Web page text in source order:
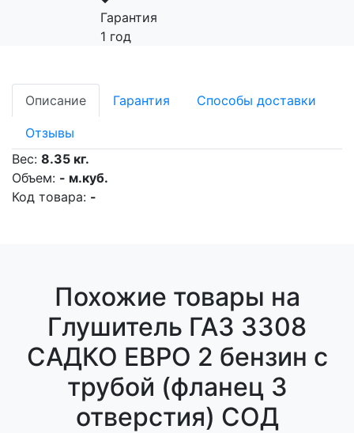
Гарантия
1 год
Описание Гарантия Способы доставки
Отзывы
Вес: 8.35 кг.
Объем: - м.куб.
Код товара: -
Похожие товары на
Глушитель ГАЗ 3308
САДКО ЕВРО 2 бензин с
трубой (фланец 3
отверстия) СОД